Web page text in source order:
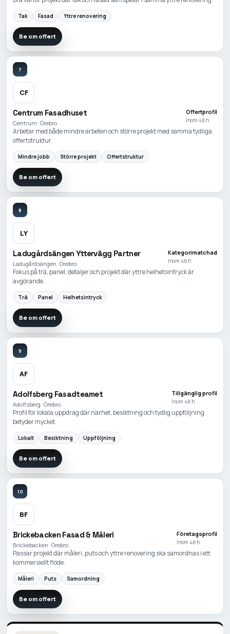
Tak Fasad Yttre renovering
Be om offert
7
CF
Centrum Fasadhuset
Centrum · Örebro
Offertprofil
Inom 48 h
Arbetar med både mindre arbeten och större projekt med samma tydliga
offertstruktur.
Mindre jobb Större projekt Offertstruktur
Be om offert
8
LY
Ladugårdsängen Yttervägg Partner
Ladugårdsängen · Örebro
Kategorimatchad
Inom 48 h
Fokus på trä, panel, detaljer och projekt där yttre helhetsintryck är
avgörande.
Trä Panel Helhetsintryck
Be om offert
9
AF
Adolfsberg Fasadteamet
Adolfsberg · Örebro
Tillgänglig profil
Inom 48 h
Profil för lokala uppdrag där närhet, besiktning och tydlig uppföljning
betyder mycket.
Lokalt Besiktning Uppföljning
Be om offert
10
BF
Brickebacken Fasad & Måleri
Brickebacken · Örebro
Företagsprofil
Inom 48 h
Passar projekt där måleri, puts och yttre renovering ska samordnas i ett
kommersiellt flöde.
Måleri Puts Samordning
Be om offert